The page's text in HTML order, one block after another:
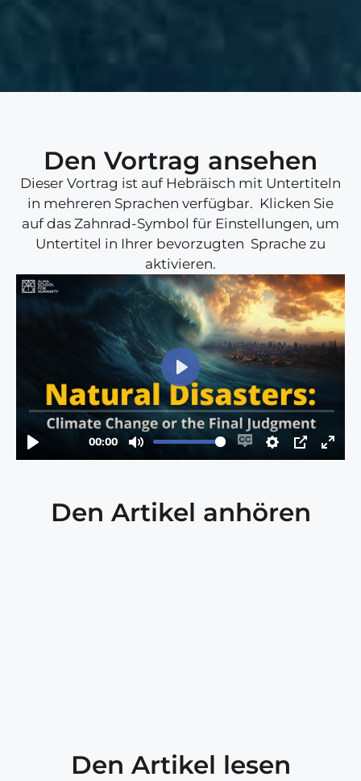
Den Vortrag ansehen
Dieser Vortrag ist auf Hebräisch mit Untertiteln
in mehreren Sprachen verfügbar. Klicken Sie
auf das Zahnrad-Symbol für Einstellungen, um
Untertitel in Ihrer bevorzugten Sprache zu
aktivieren.
Den Artikel anhören
Den Artikel lesen